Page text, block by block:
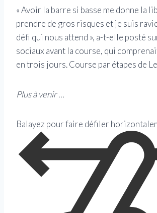
« Avoir la barre si basse me donne la
prendre de gros risques et je suis
défi qui nous attend », a-t-elle posté
sociaux avant la course, qui
en trois jours. Course par étapes de
Plus à venir …
Balayez pour faire défiler